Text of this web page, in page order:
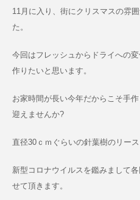
11月に入り、街にクリスマスの雰
た。
今回はフレッシュからドライへの
作りたいと思います。
お家時間が長い今年だからこそ手
迎えませんか?
直径30ｃｍぐらいの針葉樹のリース
新型コロナウイルスを鑑みまして
せて頂きます。